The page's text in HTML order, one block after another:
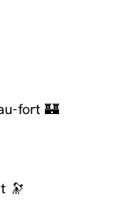
fort 🏰
🔭